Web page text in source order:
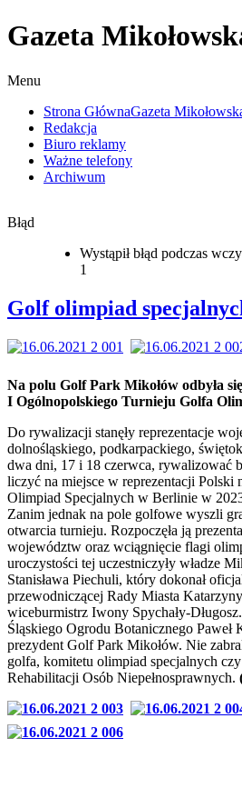
Gazeta
Menu
Strona GłównaGazeta
Redakcja
Biuro reklamy
Ważne telefony
Archiwum
Błąd
Wystąpił błąd podczas
1
Golf olimpiad
Na polu Golf Park Mikołów odbyła
I Ogólnopolskiego Turnieju Golfa
Do rywalizacji stanęły reprezentacje
dolnośląskiego, podkarpackiego,
dwa dni, 17 i 18 czerwca, rywalizować
liczyć na miejsce w reprezentacji Polski
Olimpiad Specjalnych w Berlinie w
Zanim jednak na pole golfowe wyszli
otwarcia turnieju. Rozpoczęła ją
województw oraz wciągnięcie flagi
uroczystości tej uczestniczyły władze
Stanisława Piechuli, który dokonał
przewodniczącej Rady Miasta
wiceburmistrz Iwony Spychały-
Śląskiego Ogrodu Botanicznego Paweł
prezydent Golf Park Mikołów. Nie
golfa, komitetu olimpiad specjalnych
Rehabilitacji Osób Niepełnosprawnych.